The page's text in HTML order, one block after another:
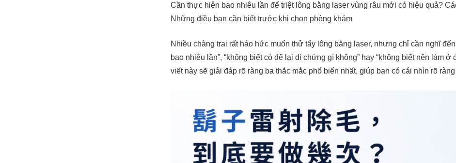
Cần thực hiện bao nhiêu lần để triệt lông bằng laser vùng râu mới có hiệu quả?
Những điều bạn cần biết trước khi chọn phòng khám
Nhiều chàng trai rất háo hức muốn thử tẩy lông bằng laser, nhưng chỉ cần nghĩ
bao nhiêu lần”, “không biết có để lại di chứng gì không” hay “không biết nên làm
viết này sẽ giải đáp rõ ràng ba thắc mắc phổ biến nhất, giúp bạn có cái nhìn rõ